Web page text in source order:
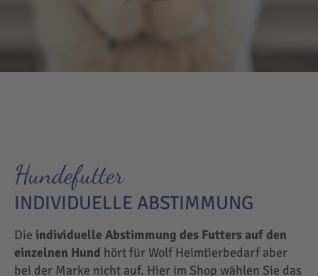
Hundefutter
INDIVIDUELLE ABSTIMMUNG
Die individuelle Abstimmung des Futters auf den
einzelnen Hund hört für Wolf Heimtierbedarf aber
bei der Marke nicht auf. Hier im Shop wählen Sie das